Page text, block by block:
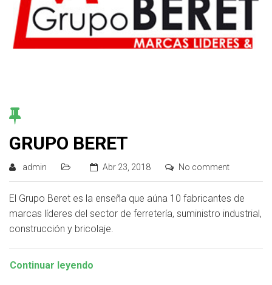
GRUPO BERET
admin Abr 23, 2018 No comment
El Grupo Beret es la enseña que aúna 10 fabricantes de
marcas líderes del sector de ferretería, suministro industrial,
construcción y bricolaje.
Continuar leyendo